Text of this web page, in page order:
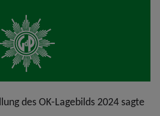
des OK-Lagebilds 2024 sagte